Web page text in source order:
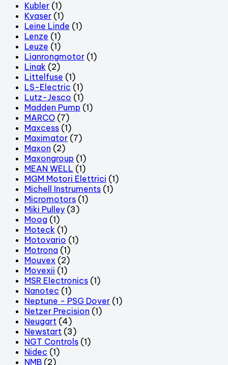
Kubler (1)
Kvaser (1)
Leine Linde (1)
Lenze (1)
Leuze (1)
Lianrongmotor (1)
Linak (2)
Littelfuse (1)
LS-Electric (1)
Lutz-Jesco (1)
Madden Pump (1)
MARCO (7)
Maxcess (1)
Maximator (7)
Maxon (2)
Maxongroup (1)
MEAN WELL (1)
MGM Motori Elettrici (1)
Michell Instruments (1)
Micromotors (1)
Miki Pulley (3)
Moog (1)
Moteck (1)
Motovario (1)
Motrona (1)
Mouvex (2)
Movexii (1)
MSR Electronics (1)
Nanotec (1)
Neptune - PSG Dover (1)
Netzer Precision (1)
Neugart (4)
Newstart (3)
NGT Controls (1)
Nidec (1)
NMB (2)